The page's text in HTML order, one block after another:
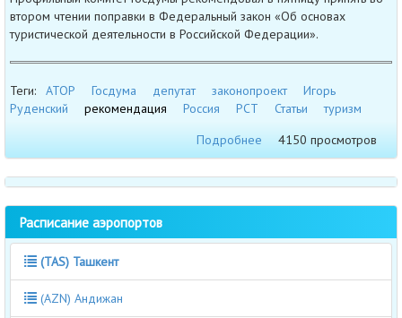
втором чтении поправки в Федеральный закон «Об основах
туристической деятельности в Российской Федерации».
Теги: АТОР Госдума депутат законопроект
Игорь
Руденский
рекомендация Россия РСТ Статьи
туризм
Подробнее
4150 просмотров
Расписание аэропортов
(TAS) Ташкент
(AZN) Андижан